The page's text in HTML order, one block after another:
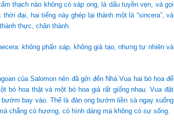
thạch nào không có sáp ong, là dấu tuyền vẹn, và gọi
đại, hai tiếng này ghép lại thành một là “sincera”, và
thực, chân thành.
không phấn sáp, không giả tạo, nhưng tự nhiên và
của Salomon nên đã gởi đến Nhà Vua hai bó hoa để
bó hoa thật và một bó hoa giả rất giống nhau. Vua đặt
bay vào. Thế là đàn ong bướm liền sà ngay xuống
chẳng có hương, có hình dáng mà không có sự sống.